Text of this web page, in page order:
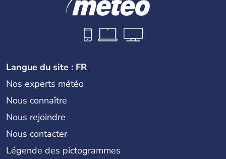
Langue du site : FR
Nos experts météo
Nous connaître
Nous rejoindre
Nous contacter
Légende des pictogrammes